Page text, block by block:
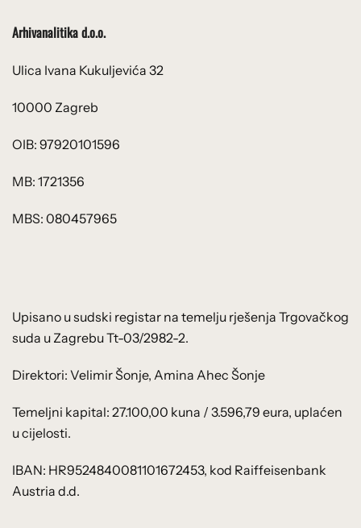
Arhivanalitika d.o.o.
Ulica Ivana Kukuljevića 32
10000 Zagreb
OIB: 97920101596
MB: 1721356
MBS: 080457965
Upisano u sudski registar na temelju rješenja Trgovačkog
suda u Zagrebu Tt-03/2982-2.
Direktori: Velimir Šonje, Amina Ahec Šonje
Temeljni kapital: 27.100,00 kuna / 3.596,79 eura, uplaćen
u cijelosti.
IBAN: HR9524840081101672453, kod Raiffeisenbank
Austria d.d.